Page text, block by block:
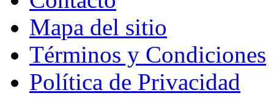
Mapa del sitio
Términos y Condiciones
Política de Privacidad